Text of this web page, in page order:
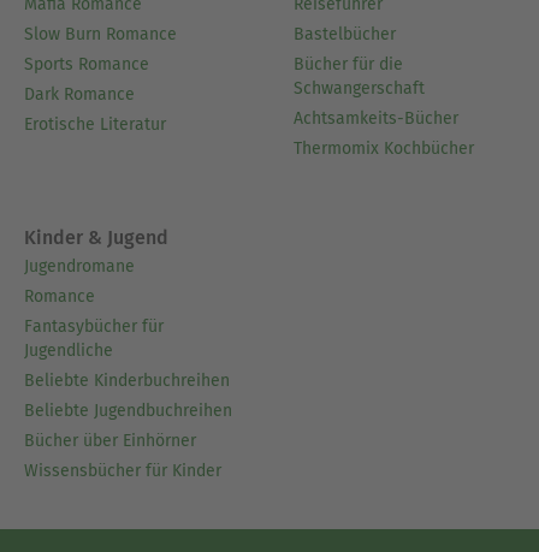
Mafia Romance
Slow Burn Romance
Sports Romance
Dark Romance
Erotische Literatur
Reiseführer
Bastelbücher
Bücher für die
Schwangerschaft
Achtsamkeits-Bücher
Thermomix Kochbücher
Kinder & Jugend
Jugendromane
Romance
Fantasybücher für
Jugendliche
Beliebte Kinderbuchreihen
Beliebte Jugendbuchreihen
Bücher über Einhörner
Wissensbücher für Kinder